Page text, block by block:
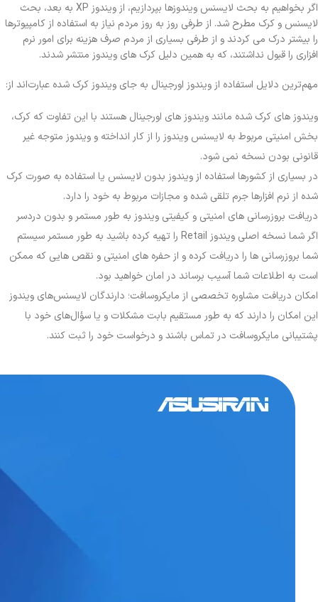
اگر بخواهیم به بحث لایسنس ویندوزها بپردازیم، از ویندوز XP به بعد، بحث
لایسنس و کرک مطرح شد. از طرفی روز به روز مردم نیاز به استفاده از کامپیوترها
را بیشتر درک می کردند و از طرفی بسیاری از مردم صرف هزینه برای امور نرم
افزاری را قبول نداشتند، که به همین دلیل کرک های ویندوز منتشر شدند.
مهم‌ترین دلایل استفاده از ویندوز اورجینال به جای ویندوز کرک شده عبارت‌اند از:
ویندوز های کرک شده مانند ویندوز های اورجینال هستند با این تفاوت که کرک،
بخش امنیتی مربوط به لایسنس ویندوز را از کار انداخته و ویندوز متوجه غیر
قانونی بودن نسخه نمی شود.
در بسیاری از کشورها استفاده از ویندوز بدون لایسنس یا استفاده به صورت کرک
شده از نرم افزارها جرم تلقی شده و مجازات مربوط به خود را دارد.
دریافت بروزرسانی های امنیتی و کیفیتی ویندوز به طور مستمر و بدون دردسر
اگر شما نسخه اصلی ویندوز Retail را تهیه کرده باشید به طور مستمر سیستم
شما بروزرسانی ها را دریافت کرده و از حفره های امنیتی و نقص هایی که ممکن
است به اطلاعات شما آسیب برساند در امان خواهید بود.
امکان دریافت مشاوره تخصصی از مایکروسافت؛ دارندگان لایسنس‌های ویندوز
این امکان را دارند که به طور مستقیم بابت مشکلات و یا سؤال‌های خود با
پشتیبانی مایکروسافت در تماس باشند و درخواست خود را ثبت کنند.